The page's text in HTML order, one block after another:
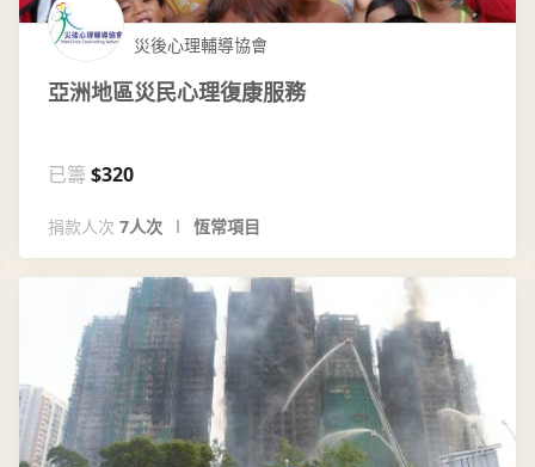
災後心理輔導協會
亞洲地區災民心理復康服務
已籌 $320
捐款人次 7人次 恆常項目